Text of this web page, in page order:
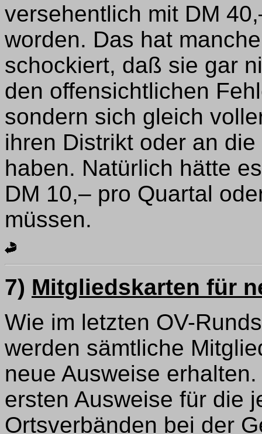
versehentlich mit DM
worden. Das hat
schockiert, daß sie gar
den offensichtlichen
sondern sich gleich
ihren Distrikt oder an
haben. Natürlich hätte
DM 10,– pro Quartal
müssen.
7) Mitgliedskarten für
Wie im letzten OV-
werden sämtliche
neue Ausweise
ersten Ausweise für die
Ortsverbänden bei der